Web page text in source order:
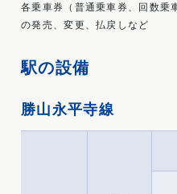
各乗車券（普通乗車券、回数乗
の発売、変更、払戻しなど
駅の設備
勝山永平寺線